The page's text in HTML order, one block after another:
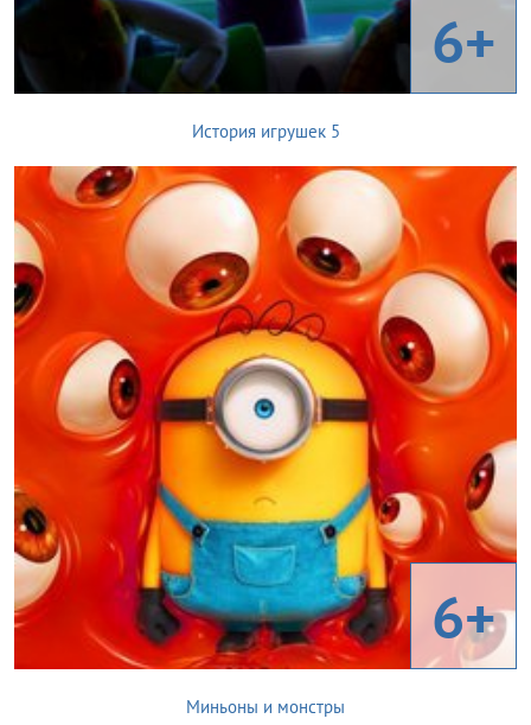
6+
История игрушек 5
6+
Миньоны и монстры